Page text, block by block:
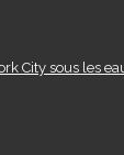
City sous les